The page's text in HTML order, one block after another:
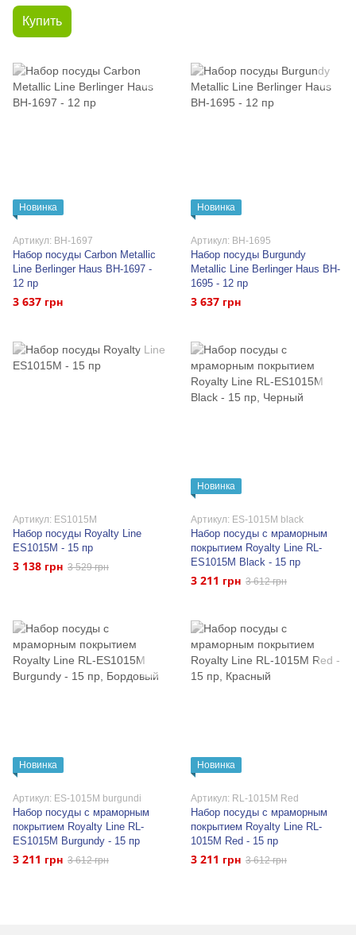
Купить
Новинка
Артикул: BH-1697
Набор посуды Carbon Metallic
Line Berlinger Haus BH-1697 -
12 пр
3 637 грн
Новинка
Артикул: BH-1695
Набор посуды Burgundy
Metallic Line Berlinger Haus BH-
1695 - 12 пр
3 637 грн
Артикул: ES1015M
Набор посуды Royalty Line
ES1015M - 15 пр
3 138 грн 3 529 грн
Новинка
Артикул: ES-1015M black
Набор посуды с мраморным
покрытием Royalty Line RL-
ES1015M Black - 15 пр
3 211 грн 3 612 грн
Новинка
Артикул: ES-1015M burgundi
Набор посуды с мраморным
покрытием Royalty Line RL-
ES1015M Burgundy - 15 пр
3 211 грн 3 612 грн
Новинка
Артикул: RL-1015M Red
Набор посуды с мраморным
покрытием Royalty Line RL-
1015M Red - 15 пр
3 211 грн 3 612 грн